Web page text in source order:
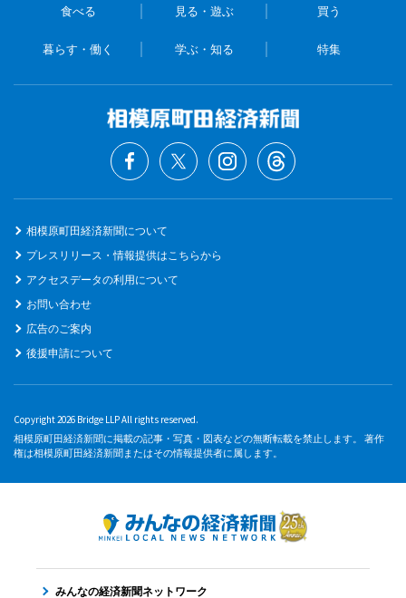
食べる 見る・遊ぶ 買う
暮らす・働く 学ぶ・知る 特集
相模原町田経済新聞について
プレスリリース・情報提供はこちらから
アクセスデータの利用について
お問い合わせ
広告のご案内
後援申請について
Copyright 2026 Bridge LLP All rights reserved.
相模原町田経済新聞に掲載の記事・写真・図表などの無断転載を禁止します。 著作
権は相模原町田経済新聞またはその情報提供者に属します。
みんなの経済新聞ネットワーク